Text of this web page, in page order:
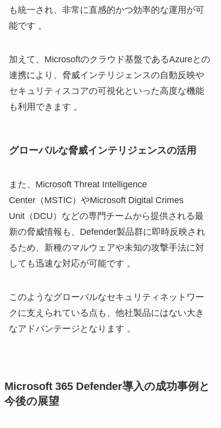
も統一され、非常に直感的かつ効率的な運用が可
能です 。
加えて、Microsoftのクラウド基盤であるAzureとの
連携により、脅威インテリジェンスの自動反映や
セキュリティスコアの可視化といった高度な機能
も利用できます 。
グローバルな脅威インテリジェンスの活用
また、Microsoft Threat Intelligence
Center（MSTIC）やMicrosoft Digital Crimes
Unit（DCU）などの専門チームから提供される最
新の脅威情報も、Defender製品群に即時反映され
るため、新種のマルウェアや未知の攻撃手法に対
しても迅速な対応が可能です 。
このようなグローバルなセキュリティネットワー
クに支えられている点も、他社製品にはない大き
なアドバンテージとなります 。
Microsoft 365 Defender導入の成功事例と
今後の展望